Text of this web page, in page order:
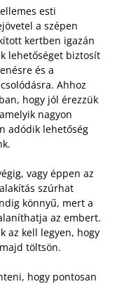
esti
a szépen
kertben igazán
lehetőséget biztosít
és a
Ahhoz
hogy jól érezzük
nagyon
adódik lehetőség
vagy éppen az
szúrhat
könnyű, mert a
az embert.
az kell legyen, hogy
töltsön.
hogy pontosan